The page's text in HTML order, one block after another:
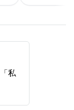
頭
無4字
全號)
私